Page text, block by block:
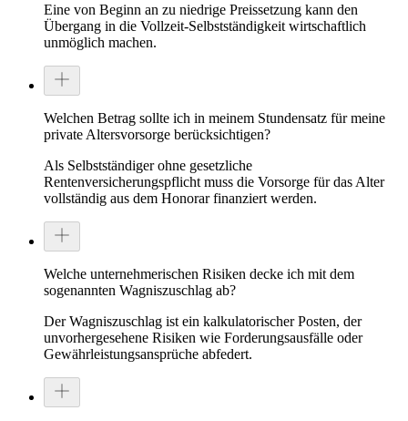
Eine von Beginn an zu niedrige Preissetzung kann den
Übergang in die Vollzeit-Selbstständigkeit wirtschaftlich
unmöglich machen.
Welchen Betrag sollte ich in meinem Stundensatz für meine
private Altersvorsorge berücksichtigen?
Als Selbstständiger ohne gesetzliche
Rentenversicherungspflicht muss die Vorsorge für das Alter
vollständig aus dem Honorar finanziert werden.
Welche unternehmerischen Risiken decke ich mit dem
sogenannten Wagniszuschlag ab?
Der Wagniszuschlag ist ein kalkulatorischer Posten, der
unvorhergesehene Risiken wie Forderungsausfälle oder
Gewährleistungsansprüche abfedert.